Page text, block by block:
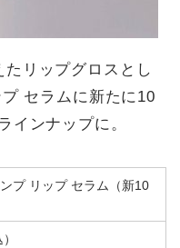
たリップグロスとし
セラムに新たに10
インナップに。
プ リップ セラム（新10